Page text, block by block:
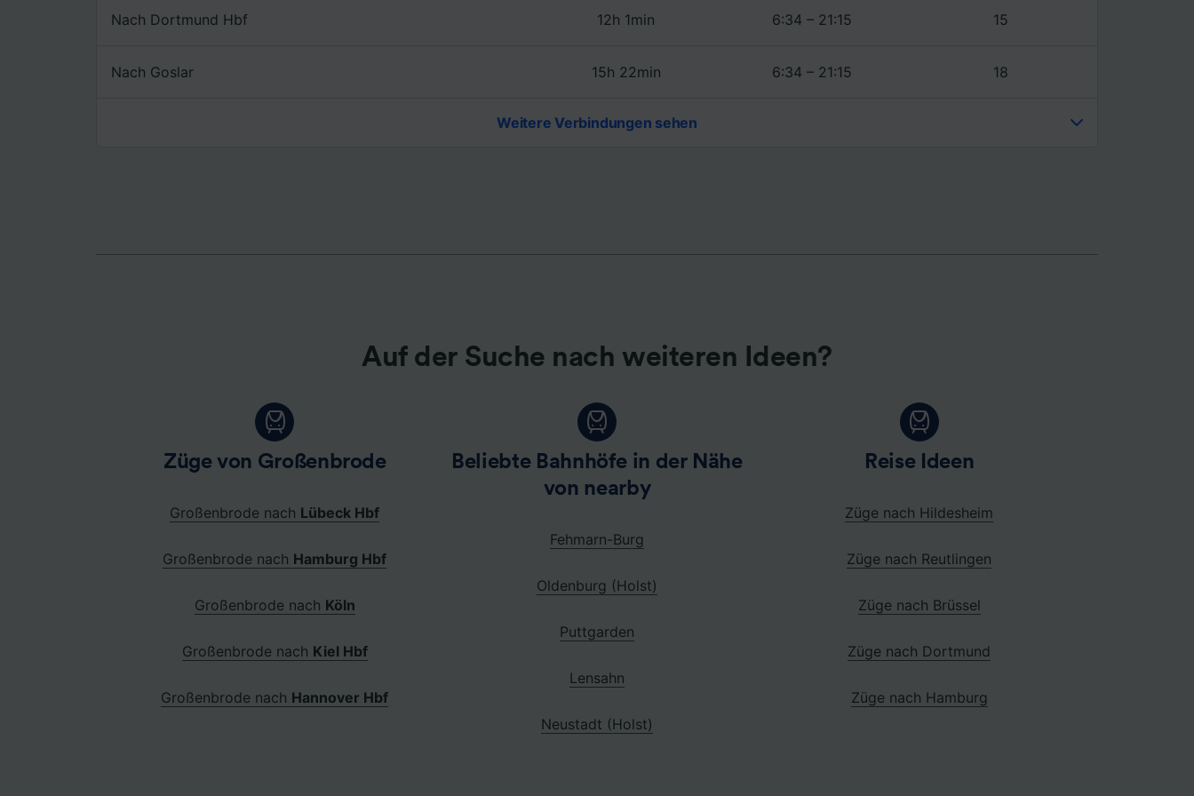
Nach Dortmund Hbf 12h 1min 6:34 – 21:15 15
Nach Goslar 15h 22min 6:34 – 21:15 18
Weitere Verbindungen sehen
Auf der Suche nach weiteren Ideen?
Züge von Großenbrode
Großenbrode nach Lübeck Hbf
Großenbrode nach Hamburg Hbf
Großenbrode nach Köln
Großenbrode nach Kiel Hbf
Großenbrode nach Hannover Hbf
Beliebte Bahnhöfe in der Nähe
von nearby
Fehmarn-Burg
Oldenburg (Holst)
Puttgarden
Lensahn
Neustadt (Holst)
Reise Ideen
Züge nach Hildesheim
Züge nach Reutlingen
Züge nach Brüssel
Züge nach Dortmund
Züge nach Hamburg